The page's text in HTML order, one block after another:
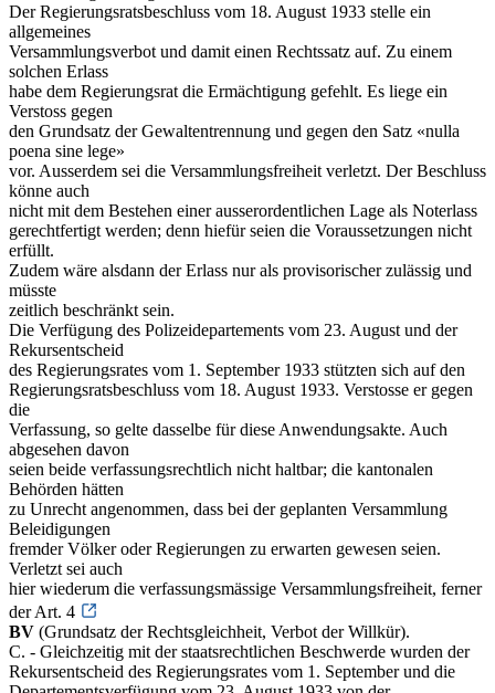
Der Regierungsratsbeschluss vom 18. August 1933 stelle ein
allgemeines
Versammlungsverbot und damit einen Rechtssatz auf. Zu einem
solchen Erlass
habe dem Regierungsrat die Ermächtigung gefehlt. Es liege ein
Verstoss gegen
den Grundsatz der Gewaltentrennung und gegen den Satz «nulla
poena sine lege»
vor. Ausserdem sei die Versammlungsfreiheit verletzt. Der Beschluss
könne auch
nicht mit dem Bestehen einer ausserordentlichen Lage als Noterlass
gerechtfertigt werden; denn hiefür seien die Voraussetzungen nicht
erfüllt.
Zudem wäre alsdann der Erlass nur als provisorischer zulässig und
müsste
zeitlich beschränkt sein.
Die Verfügung des Polizeidepartements vom 23. August und der
Rekursentscheid
des Regierungsrates vom 1. September 1933 stützten sich auf den
Regierungsratsbeschluss vom 18. August 1933. Verstosse er gegen
die
Verfassung, so gelte dasselbe für diese Anwendungsakte. Auch
abgesehen davon
seien beide verfassungsrechtlich nicht haltbar; die kantonalen
Behörden hätten
zu Unrecht angenommen, dass bei der geplanten Versammlung
Beleidigungen
fremder Völker oder Regierungen zu erwarten gewesen seien.
Verletzt sei auch
hier wiederum die verfassungsmässige Versammlungsfreiheit, ferner
der Art. 4
BV (Grundsatz der Rechtsgleichheit, Verbot der Willkür).
C. - Gleichzeitig mit der staatsrechtlichen Beschwerde wurden der
Rekursentscheid des Regierungsrates vom 1. September und die